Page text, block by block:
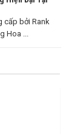
cấp bởi Rank
Hoa ...